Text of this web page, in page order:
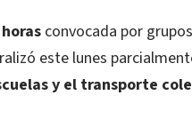
convocada por
este lunes
y el transporte